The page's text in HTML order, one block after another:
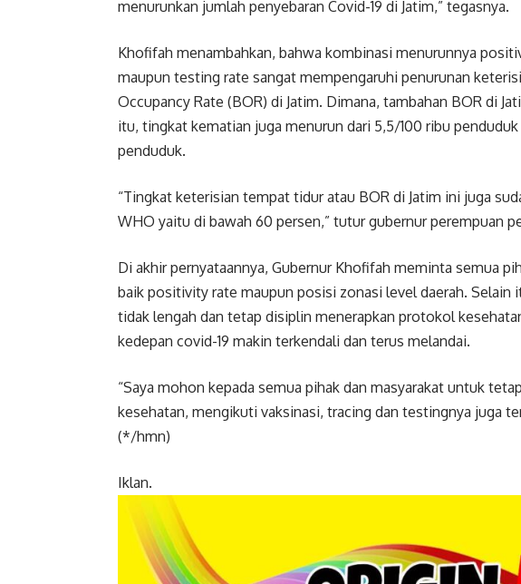
menurunkan jumlah penyebaran Covid-19 di Jatim,” tegasnya.
Khofifah menambahkan, bahwa kombinasi menurunnya
maupun testing rate sangat mempengaruhi penurunan
Occupancy Rate (BOR) di Jatim. Dimana, tambahan BOR di
itu, tingkat kematian juga menurun dari 5,5/100 ribu penduduk
penduduk.
“Tingkat keterisian tempat tidur atau BOR di Jatim ini juga
WHO yaitu di bawah 60 persen,” tutur gubernur perempuan
Di akhir pernyataannya, Gubernur Khofifah meminta semua
baik positivity rate maupun posisi zonasi level daerah. Selain
tidak lengah dan tetap disiplin menerapkan protokol
kedepan covid-19 makin terkendali dan terus melandai.
“Saya mohon kepada semua pihak dan masyarakat untuk
kesehatan, mengikuti vaksinasi, tracing dan testingnya juga
(*/hmn)
Iklan.